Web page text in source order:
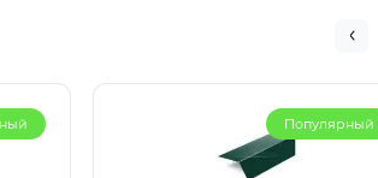
Популярный